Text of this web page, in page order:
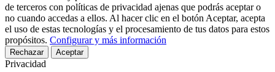
de terceros con políticas de privacidad ajenas que podrás aceptar o
no cuando accedas a ellos. Al hacer clic en el botón Aceptar, acepta
el uso de estas tecnologías y el procesamiento de tus datos para estos
propósitos. Configurar y más información
Rechazar Aceptar
Privacidad